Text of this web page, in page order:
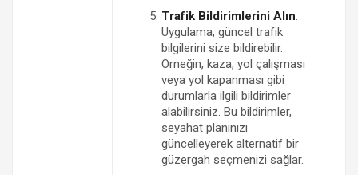
Trafik Bildirimlerini Alın:
Uygulama, güncel trafik
bilgilerini size bildirebilir.
Örneğin, kaza, yol çalışması
veya yol kapanması gibi
durumlarla ilgili bildirimler
alabilirsiniz. Bu bildirimler,
seyahat planınızı
güncelleyerek alternatif bir
güzergah seçmenizi sağlar.